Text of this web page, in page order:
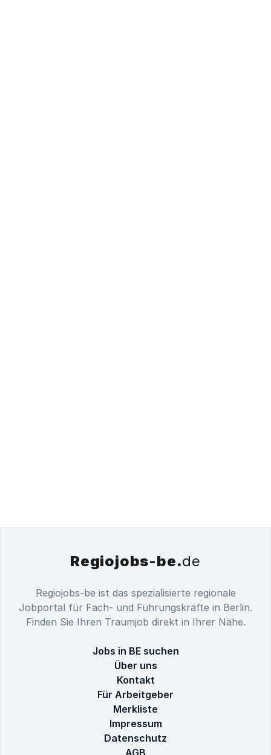
Regiojobs-be.de
Regiojobs-be ist das spezialisierte regionale
Jobportal für Fach- und Führungskräfte in Berlin.
Finden Sie Ihren Traumjob direkt in Ihrer Nähe.
Jobs in BE suchen
Über uns
Kontakt
Für Arbeitgeber
Merkliste
Impressum
Datenschutz
AGB